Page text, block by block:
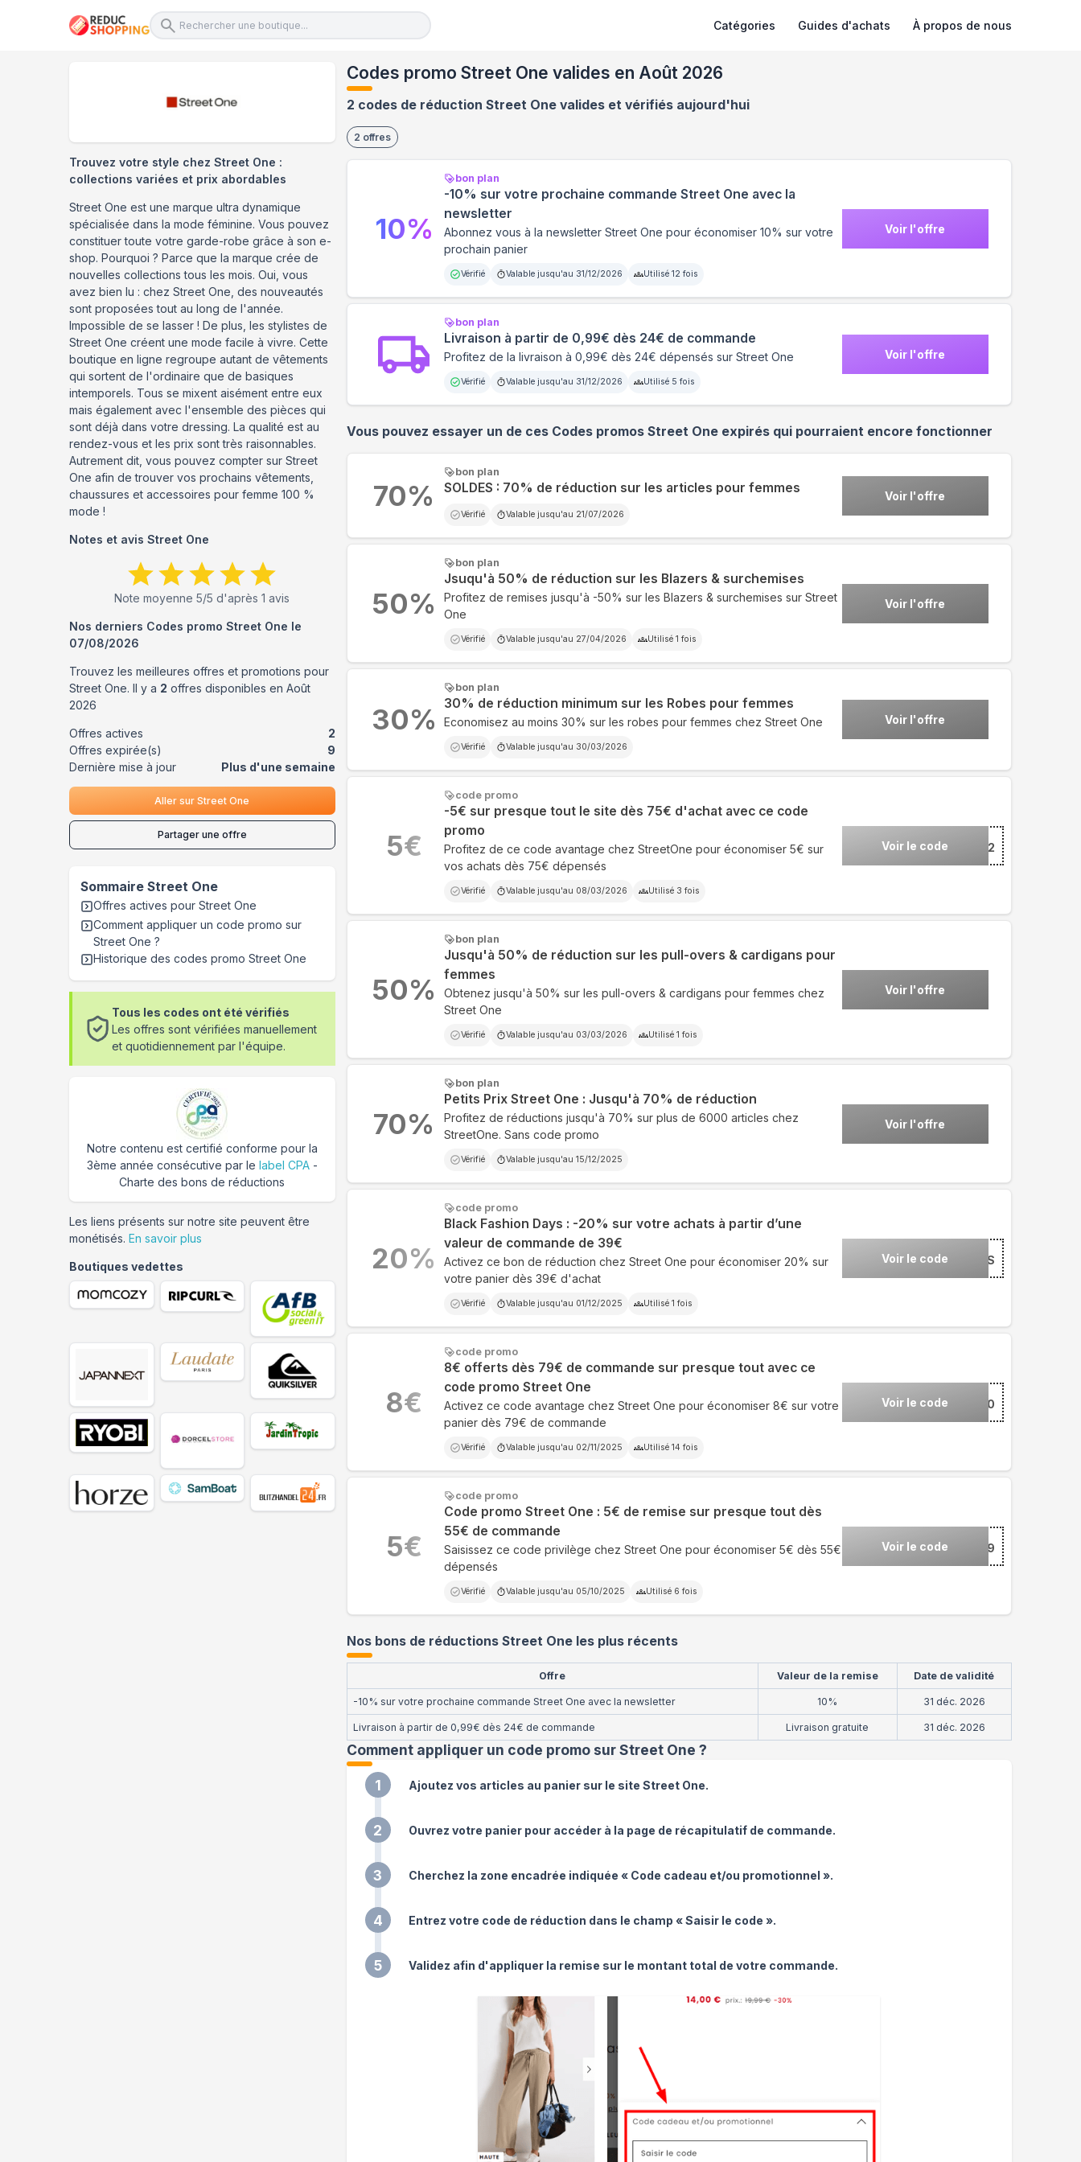
Catégories Guides d'achats À propos de nous
Codes promo Street One valides en Août 2026
2 codes de réduction Street One valides et vérifiés aujourd'hui
2 offres
bon plan
-10% sur votre prochaine commande Street One avec la
newsletter
Abonnez vous à la newsletter Street One pour économiser 10% sur votre
prochain panier
Vérifié Valable jusqu'au 31/12/2026 Utilisé 12 fois
Voir l'offre
10%
bon plan
Livraison à partir de 0,99€ dès 24€ de commande
Profitez de la livraison à 0,99€ dès 24€ dépensés sur Street One
Vérifié Valable jusqu'au 31/12/2026 Utilisé 5 fois
Voir l'offre
Vous pouvez essayer un de ces Codes promos Street Oneexpirés qui pourraient encore fonctionner
bon plan
SOLDES : 70% de réduction sur les articles pour femmes
Vérifié Valable jusqu'au 21/07/2026
Voir l'offre
70%
bon plan
Jsuqu'à 50% de réduction sur les Blazers & surchemises
Profitez de remises jusqu'à -50% sur les Blazers & surchemises sur Street
One
Vérifié Valable jusqu'au 27/04/2026 Utilisé 1 fois
Voir l'offre
50%
bon plan
30% de réduction minimum sur les Robes pour femmes
Economisez au moins 30% sur les robes pour femmes chez Street One
Vérifié Valable jusqu'au 30/03/2026
Voir l'offre
30%
code promo
-5€ sur presque tout le site dès 75€ d'achat avec ce code
promo
Profitez de ce code avantage chez StreetOne pour économiser 5€ sur
vos achats dès 75€ dépensés
Vérifié Valable jusqu'au 08/03/2026 Utilisé 3 fois
Voir le code***EETFR502
5€
bon plan
Jusqu'à 50% de réduction sur les pull-overs & cardigans pour
femmes
Obtenez jusqu'à 50% sur les pull-overs & cardigans pour femmes chez
Street One
Vérifié Valable jusqu'au 03/03/2026 Utilisé 1 fois
Voir l'offre
50%
bon plan
Petits Prix Street One : Jusqu'à 70% de réduction
Profitez de réductions jusqu'à 70% sur plus de 6000 articles chez
StreetOne. Sans code promo
Vérifié Valable jusqu'au 15/12/2025
Voir l'offre
70%
code promo
Black Fashion Days : -20% sur votre achats à partir d’une
valeur de commande de 39€
Activez ce bon de réduction chez Street One pour économiser 20% sur
votre panier dès 39€ d'achat
Vérifié Valable jusqu'au 01/12/2025 Utilisé 1 fois
Voir le code***HION25S
20%
code promo
8€ offerts dès 79€ de commande sur presque tout avec ce
code promo Street One
Activez ce code avantage chez Street One pour économiser 8€ sur votre
panier dès 79€ de commande
Vérifié Valable jusqu'au 02/11/2025 Utilisé 14 fois
Voir le code***ILFR810
8€
code promo
Code promo Street One : 5€ de remise sur presque tout dès
55€ de commande
Saisissez ce code privilège chez Street One pour économiser 5€ dès 55€
dépensés
Vérifié Valable jusqu'au 05/10/2025 Utilisé 6 fois
Voir le code***EETFR509
5€
Nos bons de réductions Street One les plus récents
Offre Valeur de la remise Date de validité
-10% sur votre prochaine commande Street One avec la newsletter 10% 31 déc. 2026
Livraison à partir de 0,99€ dès 24€ de commande Livraison gratuite 31 déc. 2026
Comment appliquer un code promo sur Street One ?
1 Ajoutez vos articles au panier sur le site Street One.
2 Ouvrez votre panier pour accéder à la page de récapitulatif de commande.
3 Cherchez la zone encadrée indiquée « Code cadeau et/ou promotionnel ».
4 Entrez votre code de réduction dans le champ « Saisir le code ».
5 Validez afin d'appliquer la remise sur le montant total de votre commande.
Trouvez votre style chez Street One :
collections variées et prix abordables
Street One est une marque ultra dynamique
spécialisée dans la mode féminine. Vous pouvez
constituer toute votre garde-robe grâce à son e-
shop. Pourquoi ? Parce que la marque crée de
nouvelles collections tous les mois. Oui, vous
avez bien lu : chez Street One, des nouveautés
sont proposées tout au long de l'année.
Impossible de se lasser ! De plus, les stylistes de
Street One créent une mode facile à vivre. Cette
boutique en ligne regroupe autant de vêtements
qui sortent de l'ordinaire que de basiques
intemporels. Tous se mixent aisément entre eux
mais également avec l'ensemble des pièces qui
sont déjà dans votre dressing. La qualité est au
rendez-vous et les prix sont très raisonnables.
Autrement dit, vous pouvez compter sur Street
One afin de trouver vos prochains vêtements,
chaussures et accessoires pour femme 100 %
mode !
Notes et avis Street One
Note moyenne5/5 d'après1 avis
Nos derniers Codes promo Street One le
07/08/2026
Trouvez les meilleures offres et promotions pour
Street One. Il y a 2 offres disponibles en Août
2026
Offres actives
2
Offres expirée(s)
9
Dernière mise à jour
Plus d'une semaine
Aller surStreet One
Partager une offre
Sommaire Street One
Offres actives pour Street One
Comment appliquer un code promo sur
Street One ?
Historique des codes promo Street One
Tous les codes ont été vérifiés
Les offres sont vérifiées manuellement
et quotidiennement par l'équipe.
Notre contenu est certifié conforme pour la
3ème année consécutive par le label CPA-
Charte des bons de réductions
Les liens présents sur notre site peuvent être
monétisés. En savoir plus
Boutiques vedettes